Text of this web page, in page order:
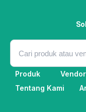
Produk Vendor
Tentang Kami